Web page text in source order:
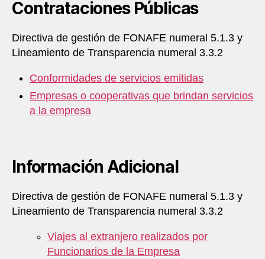
Contrataciones Públicas
Directiva de gestión de FONAFE numeral 5.1.3 y
Lineamiento de Transparencia numeral 3.3.2
Conformidades de servicios emitidas
Empresas o cooperativas que brindan servicios
a la empresa
Información Adicional
Directiva de gestión de FONAFE numeral 5.1.3 y
Lineamiento de Transparencia numeral 3.3.2
Viajes al extranjero realizados por
Funcionarios de la Empresa